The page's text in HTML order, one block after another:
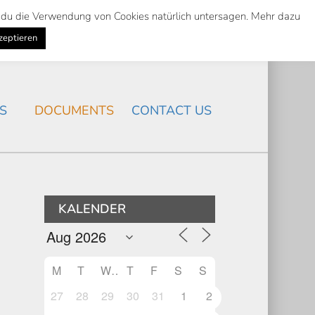
Suche
Search
NEWS
DOCUMENTS CONTACT US
KALENDER
M T W T F S
S
27
28 29 30 31 1
2
die Verwendung von Cookies natürlich untersagen. Mehr dazu